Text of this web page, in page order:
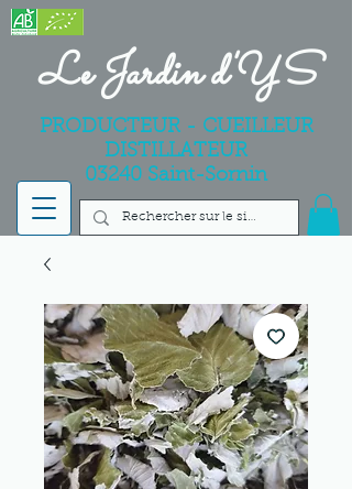
Le Jardin d'YS
PRODUCTEUR - CUEILLEUR
DISTILLATEUR
03240 Saint-Sornin